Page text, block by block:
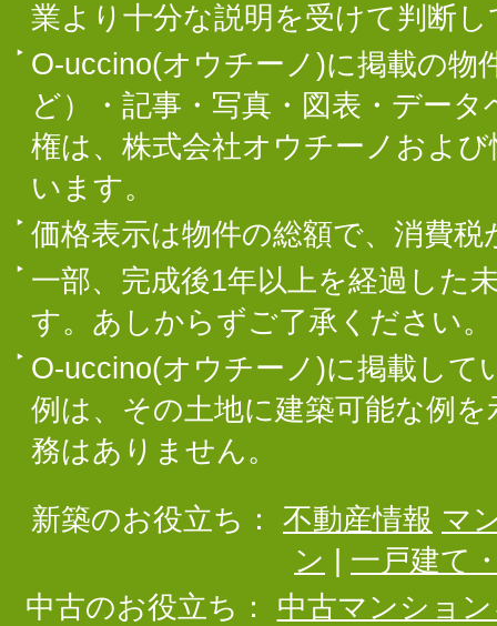
業より十分な説明を受けて判断
O-uccino(オウチーノ)に掲載の物
ど）・記事・写真・図表・デー
権は、株式会社オウチーノおよ
います。
価格表示は物件の総額で、消費
一部、完成後1年以上を経過した
す。あしからずご了承ください。
O-uccino(オウチーノ)に掲載して
例は、その土地に建築可能な例
務はありません。
新築のお役立ち： 不動産情報 マ
ン
一戸建て
中古のお役立ち：
中古マンショ